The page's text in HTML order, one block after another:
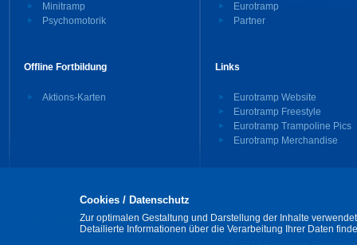
Minitramp
Psychomotorik
Offline Fortbildung
Aktions-Karten
Eurotramp
Partner
Links
Eurotramp Website
Eurotramp Freestyle
Eurotramp Trampoline Pics
Eurotramp Merchandise
Cookies / Datenschutz
Zur optimalen Gestaltung und Darstellung der Inhalte
Detailierte Informationen über die Verarbeitung Ihrer Daten